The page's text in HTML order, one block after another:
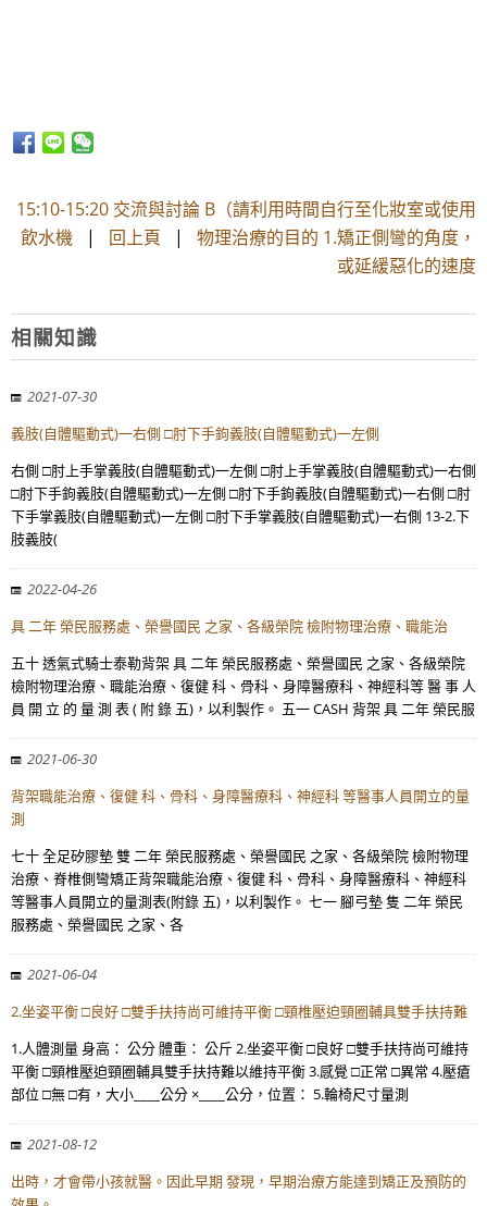
15:10-15:20 交流與討論 B（請利用時間自行至化妝室或使用
飲水機 | 回上頁 | 物理治療的目的 1.矯正側彎的角度，
或延緩惡化的速度
相關知識
2021-07-30
義肢(自體驅動式)一右側 □肘下手鉤義肢(自體驅動式)一左側
右側 □肘上手掌義肢(自體驅動式)一左側 □肘上手掌義肢(自體驅動式)一右側
□肘下手鉤義肢(自體驅動式)一左側 □肘下手鉤義肢(自體驅動式)一右側 □肘
下手掌義肢(自體驅動式)一左側 □肘下手掌義肢(自體驅動式)一右側 13-2.下
肢義肢(
2022-04-26
具 二年 榮民服務處、榮譽國民 之家、各級榮院 檢附物理治療、職能治
五十 透氣式騎士泰勒背架 具 二年 榮民服務處、榮譽國民 之家、各級榮院
檢附物理治療、職能治療、復健 科、骨科、身障醫療科、神經科等 醫 事 人
員 開 立 的 量 測 表 ( 附 錄 五)，以利製作。 五一 CASH 背架 具 二年 榮民服
2021-06-30
背架職能治療、復健 科、骨科、身障醫療科、神經科 等醫事人員開立的量
測
七十 全足矽膠墊 雙 二年 榮民服務處、榮譽國民 之家、各級榮院 檢附物理
治療、脊椎側彎矯正背架職能治療、復健 科、骨科、身障醫療科、神經科
等醫事人員開立的量測表(附錄 五)，以利製作。 七一 腳弓墊 隻 二年 榮民
服務處、榮譽國民 之家、各
2021-06-04
2.坐姿平衡 □良好 □雙手扶持尚可維持平衡 □頸椎壓迫頸圈輔具雙手扶持難
1.人體測量 身高： 公分 體重： 公斤 2.坐姿平衡 □良好 □雙手扶持尚可維持
平衡 □頸椎壓迫頸圈輔具雙手扶持難以維持平衡 3.感覺 □正常 □異常 4.壓瘡
部位 □無 □有，大小____公分 ×____公分，位置： 5.輪椅尺寸量測
2021-08-12
出時，才會帶小孩就醫。因此早期 發現，早期治療方能達到矯正及預防的